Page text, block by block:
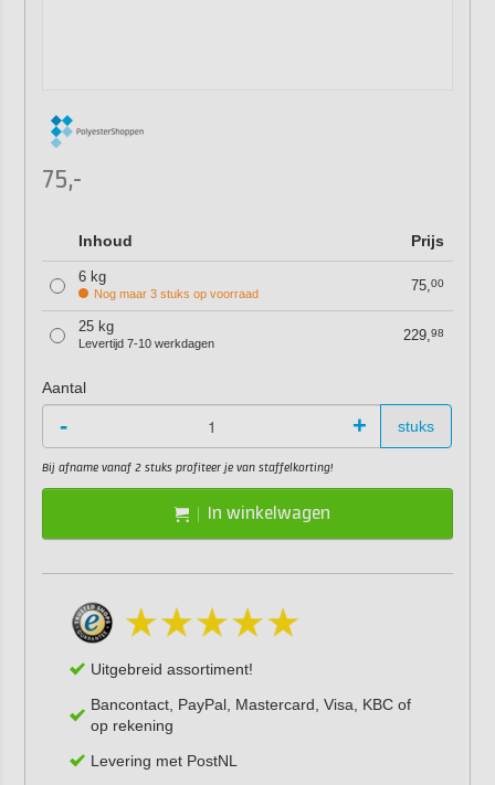
75,-
Inhoud Prijs
6 kg
Nog maar 3 stuks op voorraad 75,00
25 kg
Levertijd 7-10 werkdagen 229,98
Aantal
- + stuks
Bij afname vanaf 2 stuks profiteer je van staffelkorting!
In winkelwagen
Uitgebreid assortiment!
Bancontact, PayPal, Mastercard, Visa, KBC of
op rekening
Levering met PostNL